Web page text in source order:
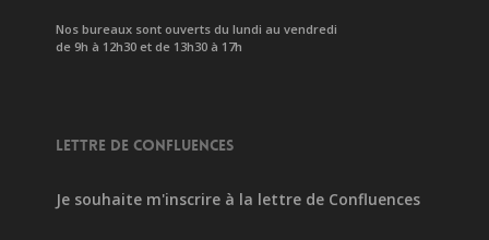
Nos bureaux sont ouverts du lundi au vendredi
de 9h à 12h30 et de 13h30 à 17h
LETTRE DE CONFLUENCES
Je souhaite m'inscrire à la lettre de Confluences